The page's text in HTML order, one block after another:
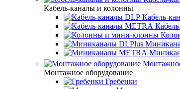
Кабель-каналы и колонны
Кабель-
Монтажное оборудование
Гребенки